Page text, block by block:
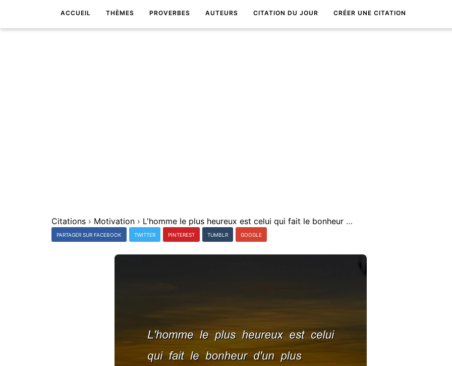
ACCUEIL THÈMES PROVERBES AUTEURS CITATION DU JOUR CRÉER UNE CITATION
Citations › Motivation › L'homme le plus heureux est celui qui fait le bonheur d'un plus grand nombre d'autres.
PARTAGER SUR FACEBOOK TWITTER PINTEREST TUMBLR GOOGLE